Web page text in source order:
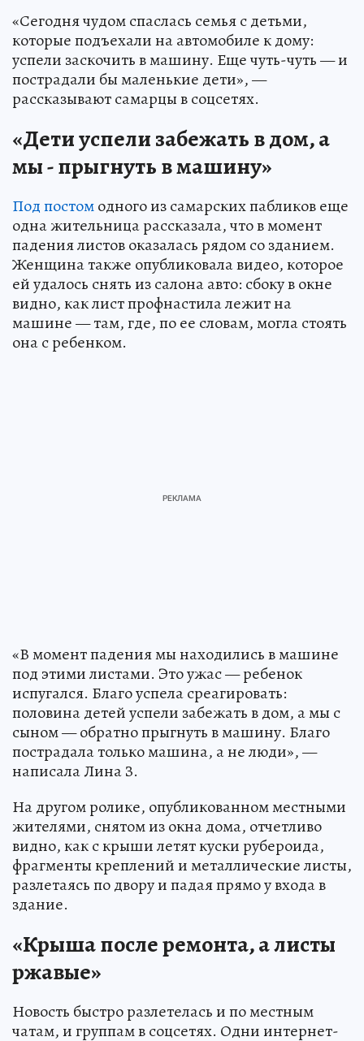
«Сегодня чудом спаслась семья с детьми,
которые подъехали на автомобиле к дому:
успели заскочить в машину. Еще чуть-чуть — и
пострадали бы маленькие дети», —
рассказывают самарцы в соцсетях.
«Дети успели забежать в дом, а
мы - прыгнуть в машину»
Под постомодного из самарских пабликов еще
одна жительница рассказала, что в момент
падения листов оказалась рядом со зданием.
Женщина также опубликовала видео, которое
ей удалось снять из салона авто: сбоку в окне
видно, как лист профнастила лежит на
машине — там, где, по ее словам, могла стоять
она с ребенком.
«В момент падения мы находились в машине
под этими листами. Это ужас — ребенок
испугался. Благо успела среагировать:
половина детей успели забежать в дом, а мы с
сыном — обратно прыгнуть в машину. Благо
пострадала только машина, а не люди», —
написала Лина З.
На другом ролике, опубликованном местными
жителями, снятом из окна дома, отчетливо
видно, как с крыши летят куски рубероида,
фрагменты креплений и металлические листы,
разлетаясь по двору и падая прямо у входа в
здание.
«Крыша после ремонта, а листы
ржавые»
Новость быстро разлетелась и по местным
чатам, и группам в соцсетях. Одни интернет-